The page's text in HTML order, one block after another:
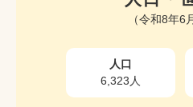
（令和8年6
人口
6,323人